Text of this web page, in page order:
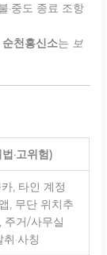
·중도 종료 조항
순천흥신소는 보
·고위험)
, 타인 계정
, 무단 위치추
주거/사무실
·사칭